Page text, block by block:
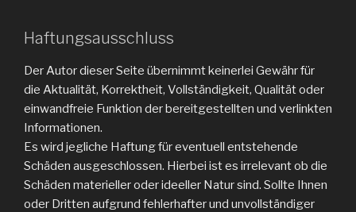
Haftungsausschluss
Der Autor dieser Seite übernimmt keinerlei Gewähr für
die Aktualität, Korrektheit, Vollständigkeit, Qualität oder
einwandfreie Funktion der bereitgestellten und verlinkten
Informationen.
Es wird jegliche Haftung für eventuell entstehende
Schäden ausgeschlossen. Hierbei ist es irrelevant ob die
Schäden materieller oder ideeller Natur sind. Sollte Ihnen
oder Dritten aufgrund fehlerhafter und unvollständiger